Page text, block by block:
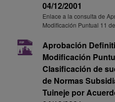
04/12/2001
Enlace a la consulta de
Modificación Puntual 11
Aprobación
Modificación
Clasificación de
de Normas
Tuineje por